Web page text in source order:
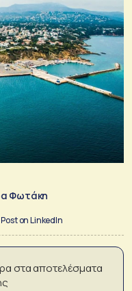
Φωτάκη
Post on LinkedIn
στα αποτελέσματα